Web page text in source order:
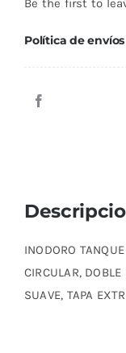
Be the first to
Política de
INODORO
CIRCULAR,
SUAVE, TAPA